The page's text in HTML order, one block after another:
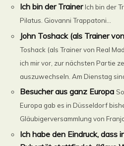
Ich bin der Trainer Ich bin der
Pilatus. Giovanni Trappatoni...
John Toshack (als Trainer
Toshack (als Trainer von Real
ich mir vor, zur nächsten Partie
auszuwechseln. Am Dienstag sind
Besucher aus ganz Europa
Europa gab es in Düsseldorf
Gläubigerversammlung von
Ich habe den Eindruck, dass